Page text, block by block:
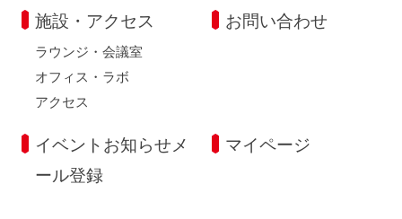
施設・アクセス
ラウンジ・会議室
オフィス・ラボ
アクセス
お問い合わせ
イベントお知らせメ
ール登録
マイページ